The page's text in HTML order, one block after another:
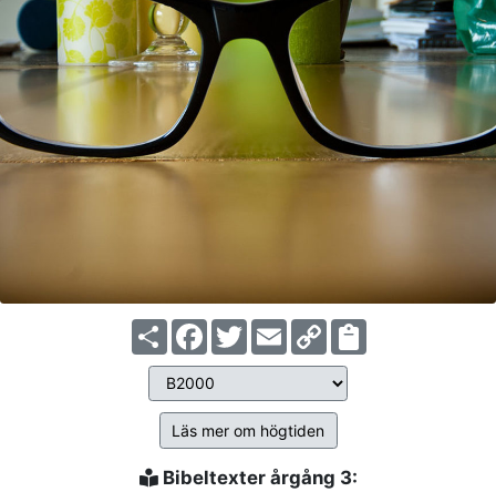
ShareFacebook
TwitterEmailCopy
Link
Läs mer om högtiden
Bibeltexter årgång 3: